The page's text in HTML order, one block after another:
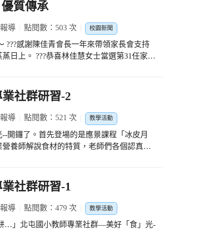
工照片，展示於文化走廊公布欄，讓學生
能打招呼問好。 輔導室在課間活動開放廣
師說的話，就可以點播歌曲送給老師，鼓
的學生點播歌曲送給老師，其中三年級魏
師陳曉蓉老師，表達遇見曉蓉老師是他最
給師長，其中五年級林紫婕小朋友寫給新
隊《聽我說謝謝你》的演奏中揭開序幕，
聲，化為聲聲的祝福，打動了所有老師的
《謝謝老師》，動感十足的舞蹈，帶動了
長會的肯定及感謝之意。 校長曾娉妍表
學生培養解決問題的能力，對於學生發展
活動，鼓勵學生表達對老師感恩之心，可
性互動，有效營造師生融洽氣氛及溫馨校園
質傳承
導 點閱數：503 次 校園新聞
???感謝陳佳青會長一年來帶領家長會支持
選第31任家長
許多主動加入家長會的新夥伴及老朋友
，讓大明國小邁向卓越
社群研習-2
導 點閱數：521 次 教學活動
開鑼了。首先登場的是應景課程「冰皮月
養師解說食材的特質，老師們各個認真學
社群研習-1
導 點閱數：479 次 教學活動